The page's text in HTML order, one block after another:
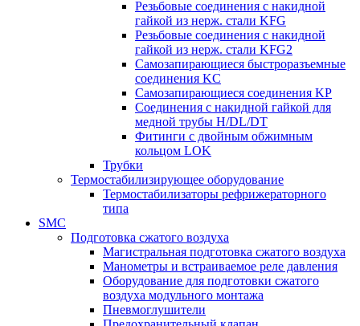
Резьбовые соединения с накидной
гайкой из нерж. стали KFG
Резьбовые соединения с накидной
гайкой из нерж. стали KFG2
Самозапирающиеся быстроразъемные
соединения KC
Самозапирающиеся соединения KP
Соединения с накидной гайкой для
медной трубы H/DL/DT
Фитинги с двойным обжимным
кольцом LOK
Трубки
Термостабилизирующее оборудование
Термостабилизаторы рефрижераторного
типа
SMC
Подготовка сжатого воздуха
Магистральная подготовка сжатого воздуха
Манометры и встраиваемое реле давления
Оборудование для подготовки сжатого
воздуха модульного монтажа
Пневмоглушители